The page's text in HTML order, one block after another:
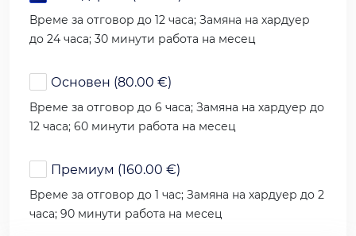
Време за отговор до 12 часа; Замяна на хардуер
до 24 часа; 30 минути работа на месец
Основен (80.00 €)
Време за отговор до 6 часа; Замяна на хардуер до
12 часа; 60 минути работа на месец
Премиум (160.00 €)
Време за отговор до 1 час; Замяна на хардуер до 2
часа; 90 минути работа на месец